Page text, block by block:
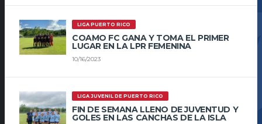
LIGA PUERTO RICO
COAMO FC GANA Y TOMA EL PRIMER
LUGAR EN LA LPR FEMENINA
10/16/2023
LIGA JUVENIL DE PUERTO RICO
FIN DE SEMANA LLENO DE JUVENTUD Y
GOLES EN LAS CANCHAS DE LA ISLA